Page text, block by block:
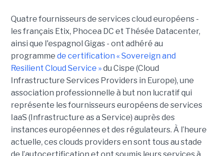
Quatre fournisseurs de services cloud européens -
les français Etix, Phocea DC et Thésée Datacenter,
ainsi que l'espagnol Gigas - ont adhéré au
programme de certification « Sovereign and
Resilient Cloud Service »du Cispe (Cloud
Infrastructure Services Providers in Europe), une
association professionnelle à but non lucratif qui
représente les fournisseurs européens de services
IaaS (Infrastructure as a Service) auprès des
instances européennes et des régulateurs. À l’heure
actuelle, ces clouds providers en sont tous au stade